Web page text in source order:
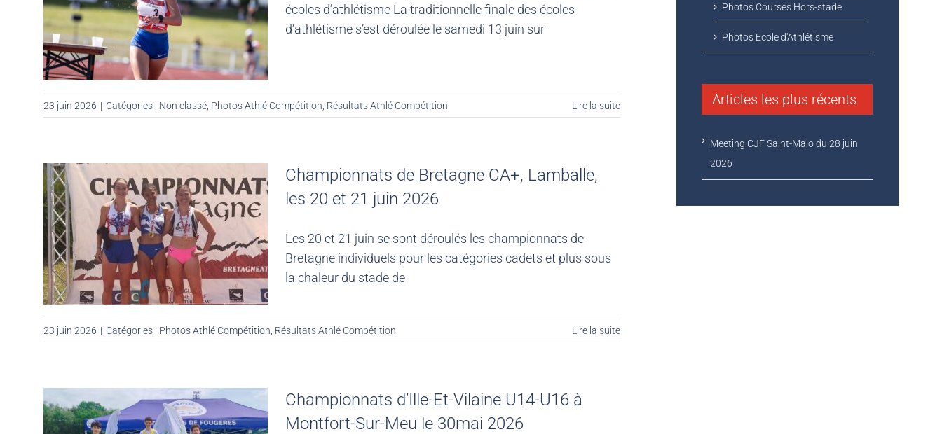
écoles d’athlétisme La traditionnelle finale des écoles
d’athlétisme s’est déroulée le samedi 13 juin sur
23 juin 2026 | Catégories : Non classé Photos Athlé Compétition Résultats Athlé Compétition Lire la suite
Championnats de Bretagne CA+, Lamballe,
les 20 et 21 juin 2026
Les 20 et 21 juin se sont déroulés les championnats de
Bretagne individuels pour les catégories cadets et plus sous
la chaleur du stade de
23 juin 2026 | Catégories : Photos Athlé Compétition Résultats Athlé Compétition Lire la suite
Championnats d’Ille-Et-Vilaine U14-U16 à
Montfort-Sur-Meu le 30mai 2026
Photos Courses Hors-stade
Photos Ecole d'Athlétisme
Articles les plus récents
Meeting CJF Saint-Malo du 28 juin
2026